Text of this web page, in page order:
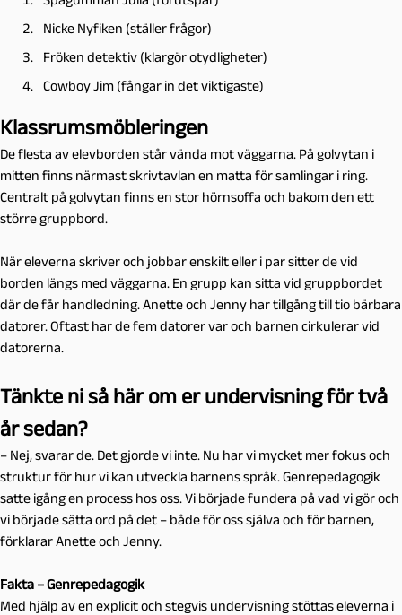
Nicke Nyfiken (ställer frågor)
Fröken detektiv (klargör otydligheter)
Cowboy Jim (fångar in det viktigaste)
Klassrumsmöbleringen
De flesta av elevborden står vända mot väggarna. På golvytan i
mitten finns närmast skrivtavlan en matta för samlingar i ring.
Centralt på golvytan finns en stor hörnsoffa och bakom den ett
större gruppbord.
När eleverna skriver och jobbar enskilt eller i par sitter de vid
borden längs med väggarna. En grupp kan sitta vid gruppbordet
där de får handledning. Anette och Jenny har tillgång till tio bärbara
datorer. Oftast har de fem datorer var och barnen cirkulerar vid
datorerna.
Tänkte ni så här om er undervisning för två
år sedan?
– Nej, svarar de. Det gjorde vi inte. Nu har vi mycket mer fokus och
struktur för hur vi kan utveckla barnens språk. Genrepedagogik
satte igång en process hos oss. Vi började fundera på vad vi gör och
vi började sätta ord på det – både för oss själva och för barnen,
förklarar Anette och Jenny.
Fakta – Genrepedagogik
Med hjälp av en explicit och stegvis undervisning stöttas eleverna i